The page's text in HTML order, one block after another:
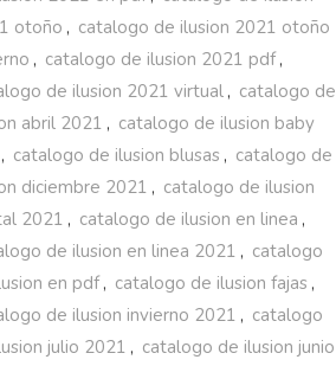
otoño , catalogo de ilusion 2021 otoño
, catalogo de ilusion 2021 pdf,
de ilusion 2021 virtual , catalogo de
abril 2021 , catalogo de ilusion baby
, catalogo de ilusion blusas , catalogo de
diciembre 2021 , catalogo de ilusion
2021 , catalogo de ilusion en linea ,
de ilusion en linea 2021 , catalogo
en pdf, catalogo de ilusion fajas ,
de ilusion invierno 2021 , catalogo
julio 2021 , catalogo de ilusion junio